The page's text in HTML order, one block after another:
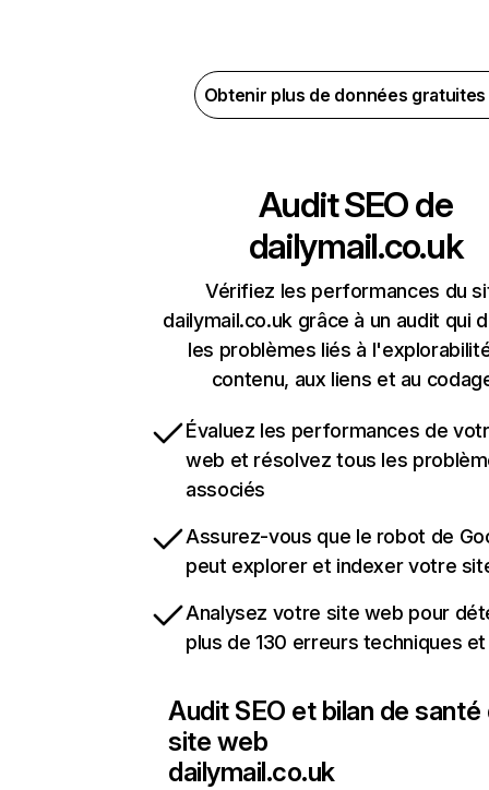
Obtenir plus de données
Audit SEO de
dailymail.co.uk
Vérifiez les performances du
dailymail.co.uk grâce à un audit qui
les problèmes liés à
contenu, aux liens et au
Évaluez les performances de
web et résolvez tous les
associés
Assurez-vous que le robot de
peut explorer et indexer votre
Analysez votre site web pour
plus de 130 erreurs techniques et
Audit SEO et bilan de santé
site web
dailymail.co.uk